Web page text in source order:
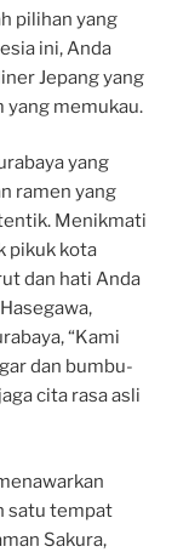
pilihan yang
ini, Anda
Jepang yang
yang memukau.
yang
ramen yang
Menikmati
pikuk kota
dan hati Anda
“Kami
dan bumbu-
cita rasa asli
satu tempat
Sakura,